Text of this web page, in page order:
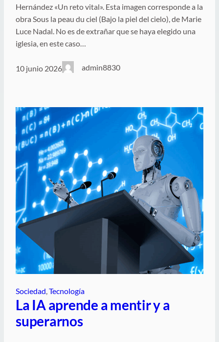
Hernández «Un reto vital». Esta imagen corresponde a la
obra Sous la peau du ciel (Bajo la piel del cielo), de Marie
Luce Nadal. No es de extrañar que se haya elegido una
iglesia, en este caso…
10 junio 2026 admin8830
Sociedad, Tecnología
La IA aprende a mentir y a
superarnos